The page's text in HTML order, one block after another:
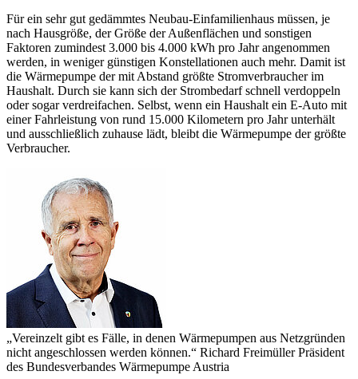
Für ein sehr gut gedämmtes Neubau-Einfamilienhaus müssen, je
nach Hausgröße, der Größe der Außenflächen und sonstigen
Faktoren zumindest 3.000 bis 4.000 kWh pro Jahr angenommen
werden, in weniger günstigen Konstellationen auch mehr. Damit ist
die Wärmepumpe der mit Abstand größte Stromverbraucher im
Haushalt. Durch sie kann sich der Strombedarf schnell verdoppeln
oder sogar verdreifachen. Selbst, wenn ein Haushalt ein E-Auto mit
einer Fahrleistung von rund 15.000 Kilometern pro Jahr unterhält
und ausschließlich zuhause lädt, bleibt die Wärmepumpe der größte
Verbraucher.
„Vereinzelt gibt es Fälle, in denen Wärmepumpen aus Netzgründen
nicht angeschlossen werden können.“ Richard FreimüllerPräsident
des Bundes­verbandes Wärmepumpe Austria